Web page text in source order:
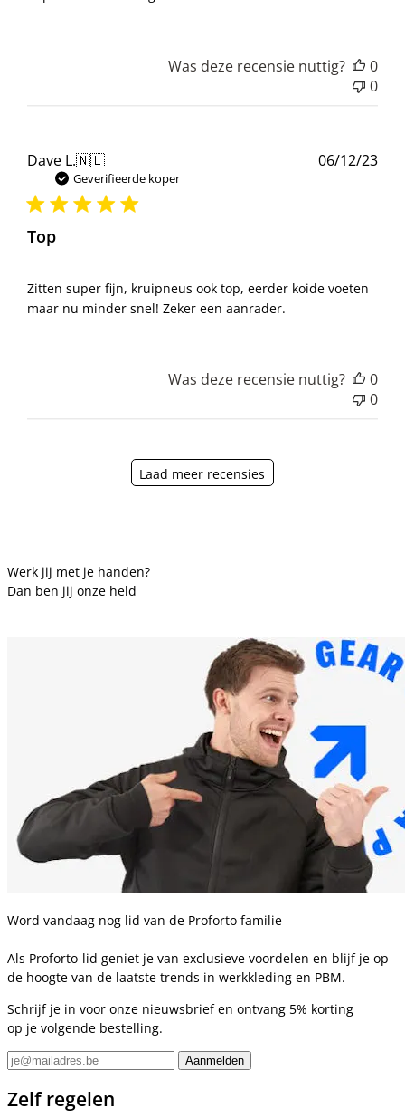
Was deze recensie nuttig?
0
0
Dave L.🇳🇱
Geverifieerde koper
Top
Zitten super fijn, kruipneus ook top, eerder koide voeten
maar nu minder snel! Zeker een aanrader.
06/12/23
Was deze recensie nuttig?
0
0
Laad meer recensies
Werk jij met je handen?
Dan ben jij onze held
Word vandaag nog lid van de Proforto familie
Als Proforto-lid geniet je van exclusieve voordelen en blijf je op
de hoogte van de laatste trends in werkkleding en PBM.
Schrijf je in voor onze nieuwsbrief en ontvang 5% korting
op je volgende bestelling.
Zelf regelen